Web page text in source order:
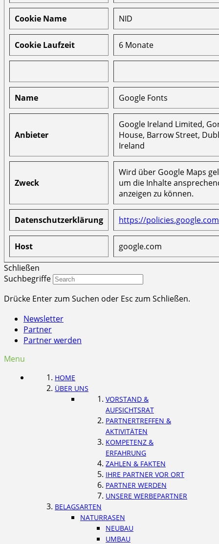
Cookie Name NID
Cookie Laufzeit 6 Monate
Name Google Fonts
Anbieter
Google Ireland Limited,
House, Barrow Street,
Ireland
Zweck
Wird über Google Maps
um die Inhalte
anzeigen zu können.
Datenschutzerklärung https://
Host
google.com
Schließen
Suchbegriffe
Drücke Enter zum Suchen oder Esc zum Schließen.
Newsletter
Partner
Partner werden
Menu
HOME
ÜBER UNS
VORSTAND &
AUFSICHTSRAT
PARTNERTREFFEN &
AKTIVITÄTEN
KOMPETENZ &
ERFAHRUNG
ZAHLEN & FAKTEN
IHRE PARTNER VOR ORT
PARTNER WERDEN
UNSERE WERBEPARTNER
BELAGSARTEN
NATURRASEN
NEUBAU
UMBAU